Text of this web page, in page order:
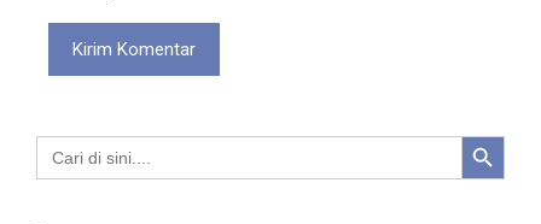
Search
for:
Search Button